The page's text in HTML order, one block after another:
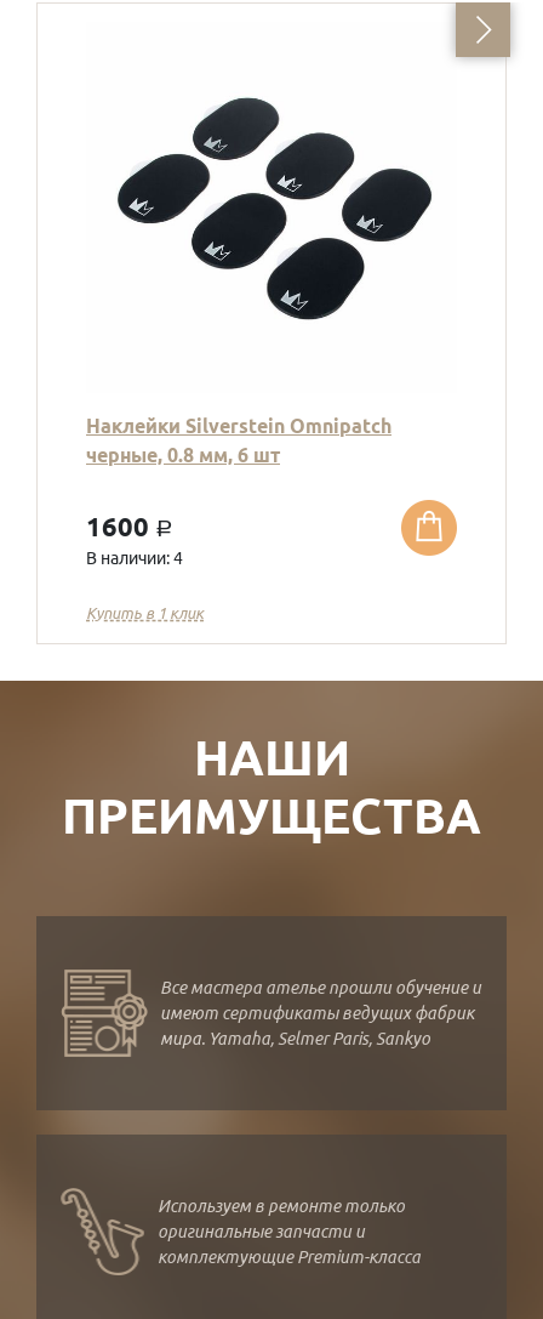
Наклейки Silverstein Omnipatch
черные, 0.8 мм, 6 шт
1600 a
В наличии: 4
Купить в 1 клик
НАШИ
ПРЕИМУЩЕСТВА
Все мастера ателье прошли обучение и
имеют сертификаты ведущих фабрик
мира. Yamaha, Selmer Paris, Sankyo
Используем в ремонте только
оригинальные запчасти и
комплектующие Premium-класса